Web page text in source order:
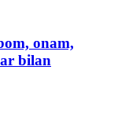
onam,
bilan